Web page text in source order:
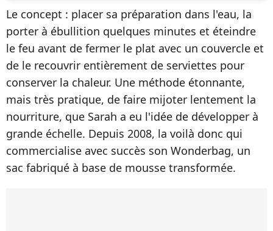
Le concept : placer sa préparation dans l'eau, la
porter à ébullition quelques minutes et éteindre
le feu avant de fermer le plat avec un couvercle et
de le recouvrir entièrement de serviettes pour
conserver la chaleur. Une méthode étonnante,
mais très pratique, de faire mijoter lentement la
nourriture, que Sarah a eu l'idée de développer à
grande échelle. Depuis 2008, la voilà donc qui
commercialise avec succès son Wonderbag, un
sac fabriqué à base de mousse transformée.